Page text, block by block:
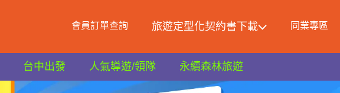
會員訂單查詢 旅遊定型化契約書下載 同業專區
台中出發 人氣導遊/領隊 永續森林旅遊